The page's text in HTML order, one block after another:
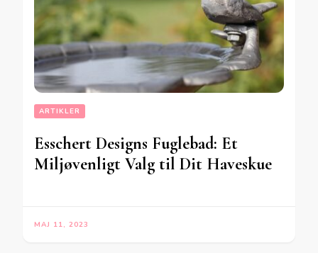
ARTIKLER
Esschert Designs Fuglebad: Et
Miljøvenligt Valg til Dit Haveskue
MAJ 11, 2023